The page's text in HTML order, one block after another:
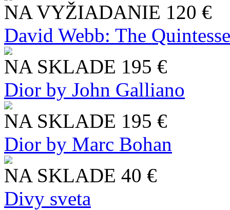
NA VYŽIADANIE 120 €
David Webb: The
NA SKLADE 195 €
Dior by John Galliano
NA SKLADE 195 €
Dior by Marc Bohan
NA SKLADE 40 €
Divy sveta